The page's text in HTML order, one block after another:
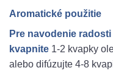
Aromatické použitie
Pre navodenie
kvapnite 1-2 kvapky
alebo difúzujte 4-8